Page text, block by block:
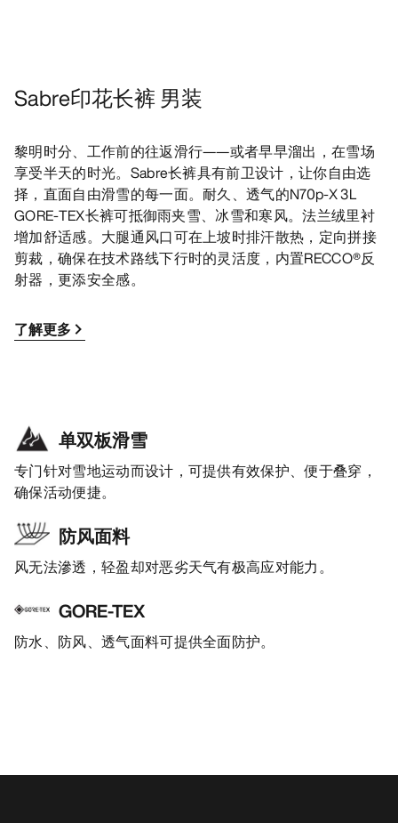
Sabre印花长裤 男装
黎明时分、工作前的往返滑行——或者早早溜出，在雪场
享受半天的时光。Sabre长裤具有前卫设计，让你自由选
择，直面自由滑雪的每一面。耐久、透气的N70p-X 3L
GORE-TEX长裤可抵御雨夹雪、冰雪和寒风。法兰绒里衬
增加舒适感。大腿通风口可在上坡时排汗散热，定向拼接
剪裁，确保在技术路线下行时的灵活度，内置RECCO®反
射器，更添安全感。
了解更多
单双板滑雪
专门针对雪地运动而设计，可提供有效保护、便于叠穿，
确保活动便捷。
防风面料
风无法滲透，轻盈却对恶劣天气有极高应对能力。
GORE-TEX
防水、防风、透气面料可提供全面防护。